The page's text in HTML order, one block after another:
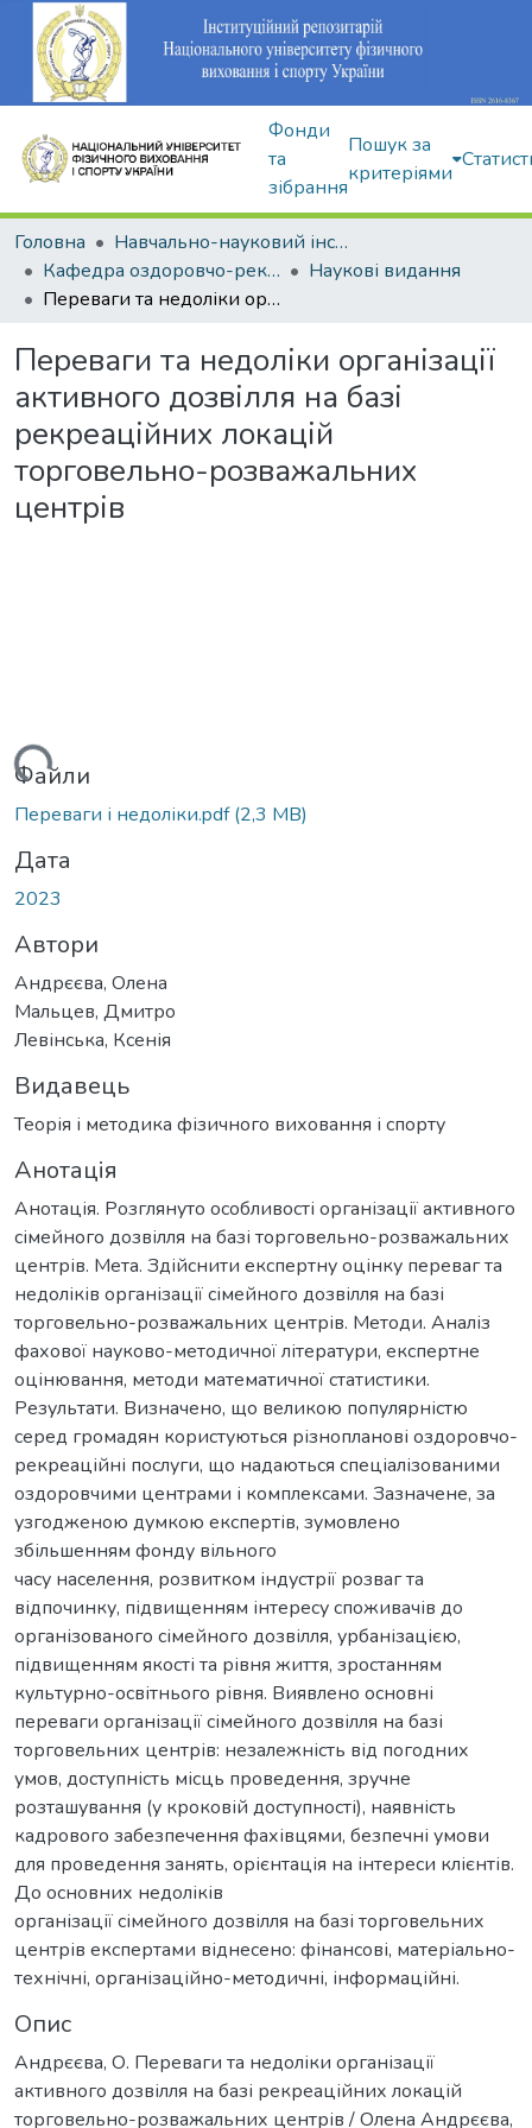
Фонди
та
зібрання
Пошук за
критеріями
Головна
Навчально-науковий інститут здоров'я, реабілітації та фізичного виховання
Кафедра оздоровчо-рекреаційної рухової активності
Наукові видання
Переваги та недоліки організації активного дозвілля на базі рекреаційних локацій торговельно-розважальних центрів
Переваги та недоліки організації
активного дозвілля на базі
рекреаційних локацій
торговельно-розважальних
центрів
Файли
Переваги і недоліки.pdf(2,3 MB)
Дата
2023
Автори
Андрєєва, Олена
Мальцев, Дмитро
Левінська, Ксенія
Видавець
Теорія і методика фізичного виховання і спорту
Анотація
Анотація. Розглянуто особливості організації активного
сімейного дозвілля на базі торговельно-розважальних
центрів. Мета. Здійснити експертну оцінку переваг та
недоліків організації сімейного дозвілля на базі
торговельно-розважальних центрів. Методи. Аналіз
фахової науково-методичної літератури, експертне
оцінювання, методи математичної статистики.
Результати. Визначено, що великою популярністю
серед громадян користуються різнопланові оздоровчо-
рекреаційні послуги, що надаються спеціалізованими
оздоровчими центрами і комплексами. Зазначене, за
узгодженою думкою експертів, зумовлено
збільшенням фонду вільного
часу населення, розвитком індустрії розваг та
відпочинку, підвищенням інтересу споживачів до
організованого сімейного дозвілля, урбанізацією,
підвищенням якості та рівня життя, зростанням
культурно-освітнього рівня. Виявлено основні
переваги організації сімейного дозвілля на базі
торговельних центрів: незалежність від погодних
умов, доступність місць проведення, зручне
розташування (у кроковій доступності), наявність
кадрового забезпечення фахівцями, безпечні умови
для проведення занять, орієнтація на інтереси клієнтів.
До основних недоліків
організації сімейного дозвілля на базі торговельних
центрів експертами віднесено: фінансові, матеріально-
технічні, організаційно-методичні, інформаційні.
Опис
Андрєєва, О. Переваги та недоліки організації
активного дозвілля на базі рекреаційних локацій
торговельно-розважальних центрів / Олена Андрєєва,